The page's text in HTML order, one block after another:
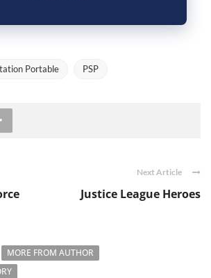
Portable PSP
Next Article
Justice League Heroes
MORE FROM AUTHOR